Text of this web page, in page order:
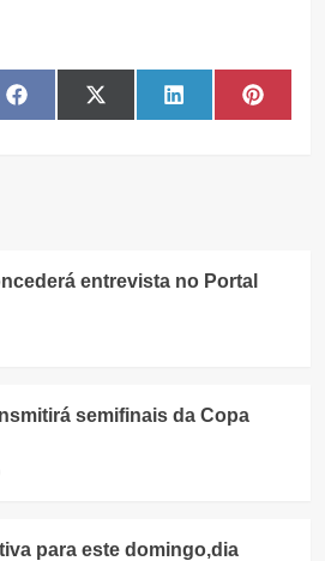
Share
on
FacebookShare
on
X
(Twitter)
Share
on
LinkedIn Share
on
entrevista no Portal
semifinais da Copa
para este domingo,dia